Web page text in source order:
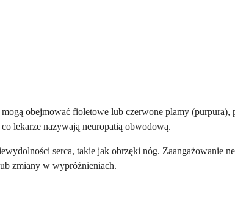
obejmować fioletowe lub czerwone plamy
lekarze nazywają neuropatią obwodową.
serca, takie jak obrzęki nóg. Zaangażowanie
zmiany w wypróżnieniach.